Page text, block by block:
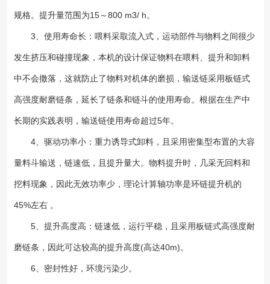
规格。提升量范围为15～800 m3/ h。
3、使用寿命长：喂料采取流入式，运动部件与物料之间很少
发生挤压和碰撞现象，本机的设计保证物料在喂料、提升和卸料
中不会撒落，这就防止了物料对机体的磨损，输送链采用板链式
高强度耐磨链条，延长了链条和链斗的使用寿命。根据在生产中
长期的实践表明，输送链使用寿命超过5年。
4、驱动功率小：重力诱导式卸料，且采用密集型布置的大容
量料斗输送，链速低，且提升量大。物料提升时，几采无回料和
挖料现象，因此无效功率少，理论计算轴功率是环链提升机的
45%左右 。
5、提升高度高：链速低，运行平稳，且采用板链式高强度耐
磨链条，因此可达较高的提升高度(高达40m)。
6、密封性好，环境污染少。